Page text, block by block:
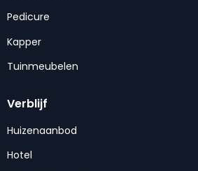
Pedicure
Kapper
Tuinmeubelen
Verblijf
Huizenaanbod
Hotel